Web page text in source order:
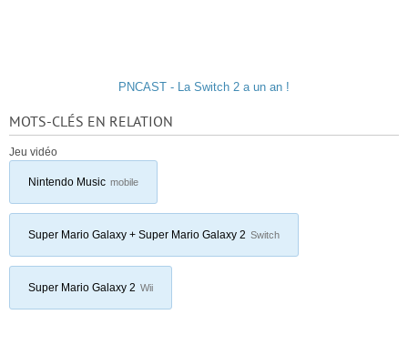
PNCAST - La Switch 2 a un an !
MOTS-CLÉS EN RELATION
Jeu vidéo
Nintendo Music mobile
Super Mario Galaxy + Super Mario Galaxy 2 Switch
Super Mario Galaxy 2 Wii